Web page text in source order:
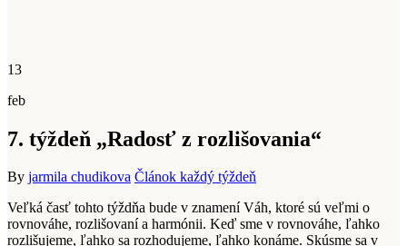
13
feb
7. týždeň „Radosť z rozlišovania“
By jarmila chudikova Článok každý týždeň
Veľká časť tohto týždňa bude v znamení Váh, ktoré sú veľmi o
rovnováhe, rozlišovaní a harmónii. Keď sme v rovnováhe, ľahko
rozlišujeme, ľahko sa rozhodujeme, ľahko konáme. Skúsme sa v